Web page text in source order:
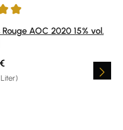
5 von 5 Sternen
AOC 2020 15% vol.
Preis: